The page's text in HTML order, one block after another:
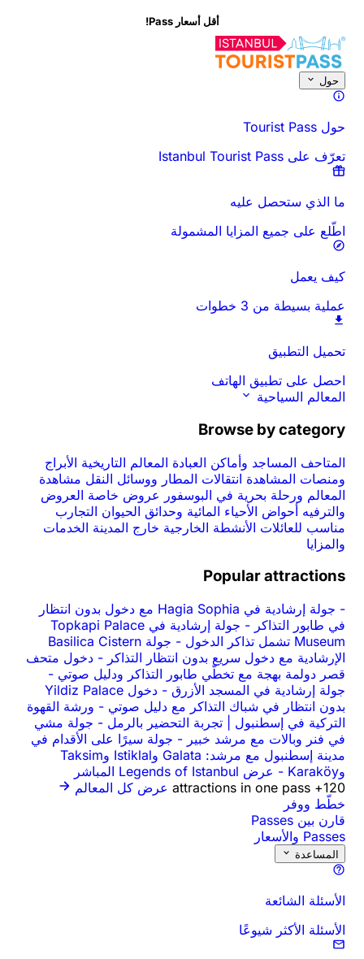
أقل أسعار Pass!
حول
حول Tourist Pass
تعرّف على Istanbul Tourist Pass
ما الذي ستحصل عليه
اطّلع على جميع المزايا المشمولة
كيف يعمل
عملية بسيطة من 3 خطوات
تحميل التطبيق
احصل على تطبيق الهاتف
المعالم السياحية
Browse by category
المتاحف المساجد وأماكن العبادة المعالم التاريخية الأبراج
ومنصات المشاهدة انتقالات المطار ووسائل النقل مشاهدة
المعالم ورحلة بحرية في البوسفور عروض خاصة العروض
والترفيه أحواض الأحياء المائية وحدائق الحيوان التجارب
مناسب للعائلات الأنشطة الخارجية خارج المدينة الخدمات
والمزايا
Popular attractions
-
جولة إرشادية في Hagia Sophia مع دخول بدون انتظار
في طابور التذاكر -
جولة إرشادية في Topkapi Palace
Museum تشمل تذاكر الدخول
-
جولة Basilica Cistern
الإرشادية مع دخول سريع بدون انتظار التذاكر - دخول متحف
قصر دولمة بهجة مع تخطّي طابور التذاكر ودليل صوتي -
جولة إرشادية في المسجد الأزرق -
دخول Yildiz Palace
بدون انتظار في شباك التذاكر مع دليل صوتي - ورشة القهوة
التركية في إسطنبول | تجربة التحضير بالرمل - جولة مشي
في فنر وبالات مع مرشد خبير - جولة سيرًا على الأقدام في
مدينة إسطنبول مع مرشد: Galata وIstiklal وTaksim
وKaraköy
- عرض Legends of Istanbul المباشر
120+ attractions in one pass
عرض كل المعالم
خطّط ووفر
قارن بين Passes
Passes والأسعار
المساعدة
الأسئلة الشائعة
الأسئلة الأكثر شيوعًا
الأوقات والمدة كل شيء عن